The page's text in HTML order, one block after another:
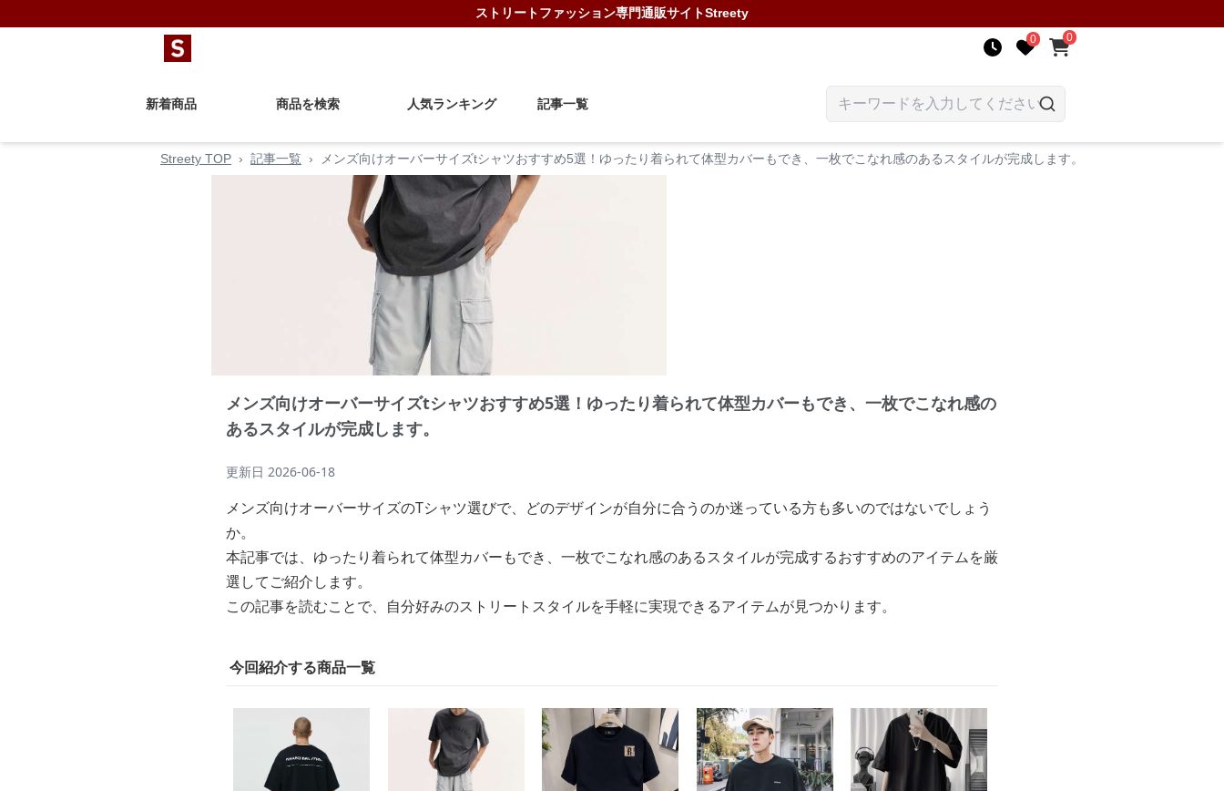
ストリートファッション専門通販サイトStreety
0 0
新着商品 商品を検索 人気ランキング 記事一覧
Streety TOP › 記事一覧 › メンズ向けオーバーサイズtシャツおすすめ5選！ゆったり着られて体型カバーもでき、一枚でこなれ感のあるスタイルが完成します。
メンズ向けオーバーサイズtシャツおすすめ5選！ゆったり着られて体型カバーもでき、一枚でこなれ感の
あるスタイルが完成します。
更新日 2026-06-18
メンズ向けオーバーサイズのTシャツ選びで、どのデザインが自分に合うのか迷っている方も多いのではないでしょう
か。
本記事では、ゆったり着られて体型カバーもでき、一枚でこなれ感のあるスタイルが完成するおすすめのアイテムを厳
選してご紹介します。
この記事を読むことで、自分好みのストリートスタイルを手軽に実現できるアイテムが見つかります。
今回紹介する商品一覧